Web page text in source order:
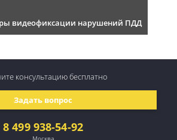
видеофиксации нарушений ПДД
8 499 938-54-92
Задать вопрос
консультациюбесплатно